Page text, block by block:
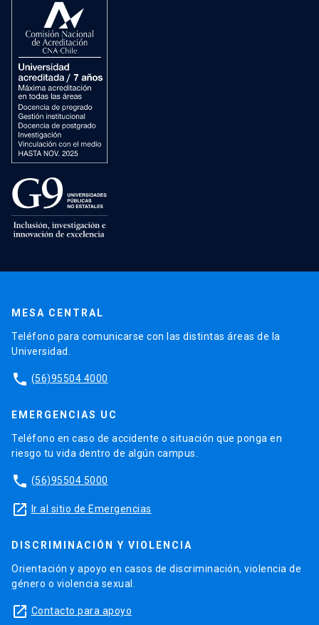
MESA CENTRAL
Teléfono para comunicarse con las distintas áreas de la
Universidad.
phone (56)95504 4000
EMERGENCIAS UC
Teléfono en caso de accidente o situación que ponga en
riesgo tu vida dentro de algún campus.
phone (56)95504 5000
launch Ir al sitio de Emergencias
DISCRIMINACIÓN Y VIOLENCIA
Orientación y apoyo en casos de discriminación, violencia de
género o violencia sexual.
launch Contacto para apoyo